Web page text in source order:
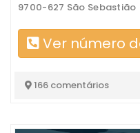
9700-627 São Sebastião
Ver número
166 comentários